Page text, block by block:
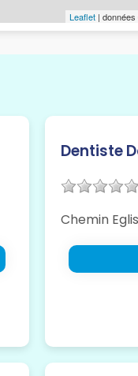
Leaflet |
Dentiste
Chemin